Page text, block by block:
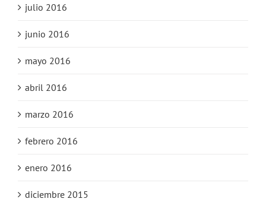
julio 2016
junio 2016
mayo 2016
abril 2016
marzo 2016
febrero 2016
enero 2016
diciembre 2015